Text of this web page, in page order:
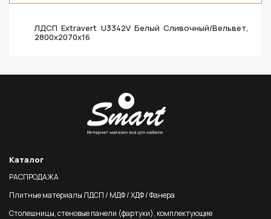
ЛДСП Extravert U3342V Белый Сливочный/Вельвет,
2800х2070х16
Каталог
РАСПРОДАЖА
Плитные материалы ЛДСП / МДФ / ХДФ / Фанера
Столешницы, стеновые панели (фартуки), комплектующие